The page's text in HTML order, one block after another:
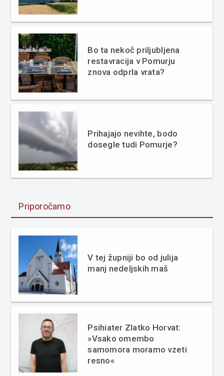
Bo ta nekoč priljubljena
restavracija v Pomurju
znova odprla vrata?
Prihajajo nevihte, bodo
dosegle tudi Pomurje?
Priporočamo
V tej župniji bo od julija
manj nedeljskih maš
Psihiater Zlatko Horvat:
»Vsako omembo
samomora moramo vzeti
resno«